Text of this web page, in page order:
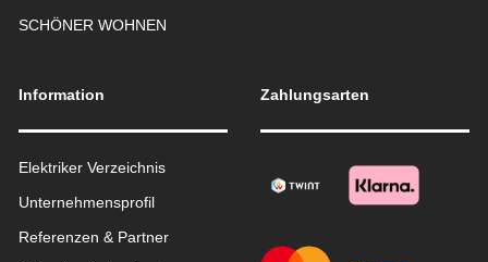
SCHÖNER WOHNEN
Information
Elektriker Verzeichnis
Unternehmensprofil
Referenzen & Partner
Zahlungsarten